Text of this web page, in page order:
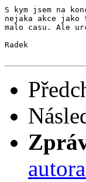
S kym jsem na
nejaka akce jako
malo casu. Ale
Radek